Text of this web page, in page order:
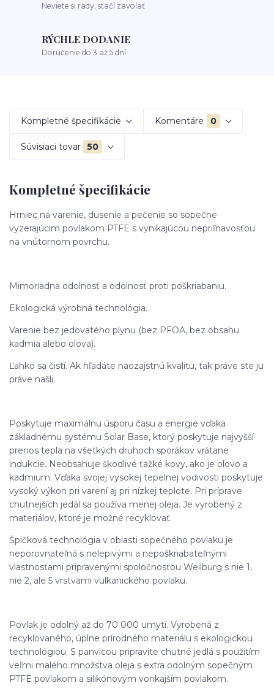
Neviete si rady, stačí zavolať
RÝCHLE DODANIE
Doručenie do 3 až 5 dní
Kompletné špecifikácie Komentáre 0
Súvisiaci tovar 50
Kompletné špecifikácie
Hrniec na varenie, dusenie a pečenie so sopečne
vyzerajúcim povlakom PTFE s vynikajúcou nepriľnavosťou
na vnútornom povrchu.
Mimoriadna odolnosť a odolnosť proti poškriabaniu.
Ekologická výrobná technológia.
Varenie bez jedovatého plynu (bez PFOA, bez obsahu
kadmia alebo olova).
Ľahko sa čistí. Ak hľadáte naozajstnú kvalitu, tak práve ste ju
práve našli.
Poskytuje maximálnu úsporu času a energie vďaka
základnému systému Solar Base, ktorý poskytuje najvyšší
prenos tepla na všetkých druhoch sporákov vrátane
indukcie. Neobsahuje škodlivé ťažké kovy, ako je olovo a
kadmium. Vďaka svojej vysokej tepelnej vodivosti poskytuje
vysoký výkon pri varení aj pri nízkej teplote. Pri príprave
chutnejších jedál sa používa menej oleja. Je vyrobený z
materiálov, ktoré je možné recyklovať.
Špičková technológia v oblasti sopečného povlaku je
neporovnateľná s nelepivými a nepoškriabateľnými
vlastnosťami pripravenými spoločnosťou Weilburg s nie 1,
nie 2, ale 5 vrstvami vulkanického povlaku.
Povlak je odolný až do 70 000 umytí. Vyrobená z
recyklovaného, ​​úplne prírodného materiálu s ekologickou
technológiou. S panvicou pripravite chutné jedlá s použitím
veľmi malého množstva oleja s extra odolným sopečným
PTFE povlakom a silikónovým vonkajším povlakom.